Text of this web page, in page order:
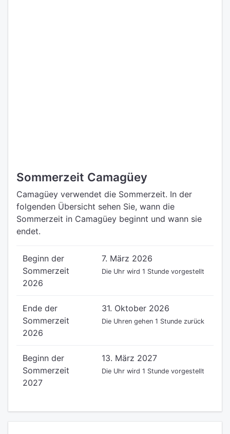
Sommerzeit Camagüey
Camagüey verwendet die Sommerzeit. In der
folgenden Übersicht sehen Sie, wann die
Sommerzeit in Camagüey beginnt und wann sie
endet.
Beginn der
Sommerzeit
2026
7. März 2026
Die Uhr wird 1 Stunde vorgestellt
Ende der
Sommerzeit
2026
31. Oktober 2026
Die Uhren gehen 1 Stunde zurück
Beginn der
Sommerzeit
2027
13. März 2027
Die Uhr wird 1 Stunde vorgestellt